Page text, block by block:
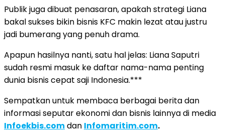
Publik juga dibuat penasaran, apakah strategi Liana
bakal sukses bikin bisnis KFC makin lezat atau justru
jadi bumerang yang penuh drama.
Apapun hasilnya nanti, satu hal jelas: Liana Saputri
sudah resmi masuk ke daftar nama-nama penting
dunia bisnis cepat saji Indonesia.***
Sempatkan untuk membaca berbagai berita dan
informasi seputar ekonomi dan bisnis lainnya di media
Infoekbis.comdan Infomaritim.com.